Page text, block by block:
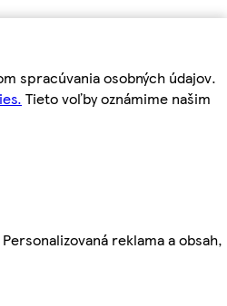
spracúvania osobných údajov.
Tieto voľby oznámime našim
reklama a obsah,